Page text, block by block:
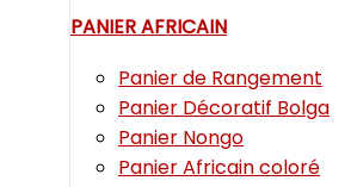
PANIER AFRICAIN
Panier de Rangement
Panier Décoratif Bolga
Panier Nongo
Panier Africain coloré